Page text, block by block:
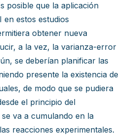
posible que la aplicación
en estos estudios
obtener nueva
a la vez, la varianza-error
se deberían planificar las
presente la existencia de
de modo que se pudiera
el principio del
va a cumulando en la
reacciones experimentales.